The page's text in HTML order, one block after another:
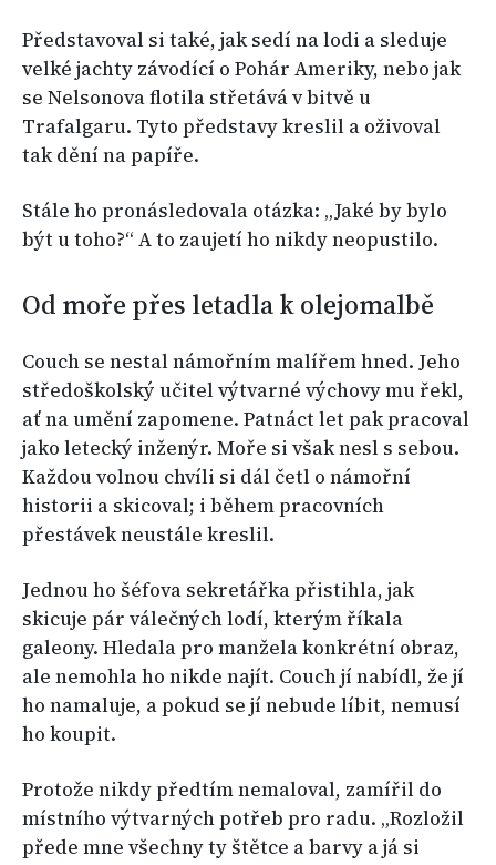
Představoval si také, jak sedí na lodi a sleduje
velké jachty závodící o Pohár Ameriky, nebo jak
se Nelsonova flotila střetává v bitvě u
Trafalgaru. Tyto představy kreslil a oživoval
tak dění na papíře.
Stále ho pronásledovala otázka: „Jaké by bylo
být u toho?“ A to zaujetí ho nikdy neopustilo.
Od moře přes letadla k olejomalbě
Couch se nestal námořním malířem hned. Jeho
středoškolský učitel výtvarné výchovy mu řekl,
ať na umění zapomene. Patnáct let pak pracoval
jako letecký inženýr. Moře si však nesl s sebou.
Každou volnou chvíli si dál četl o námořní
historii a skicoval; i během pracovních
přestávek neustále kreslil.
Jednou ho šéfova sekretářka přistihla, jak
skicuje pár válečných lodí, kterým říkala
galeony. Hledala pro manžela konkrétní obraz,
ale nemohla ho nikde najít. Couch jí nabídl, že jí
ho namaluje, a pokud se jí nebude líbit, nemusí
ho koupit.
Protože nikdy předtím nemaloval, zamířil do
místního výtvarných potřeb pro radu. „Rozložil
přede mne všechny ty štětce a barvy a já si